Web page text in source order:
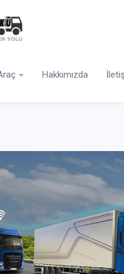
Hakkımızda